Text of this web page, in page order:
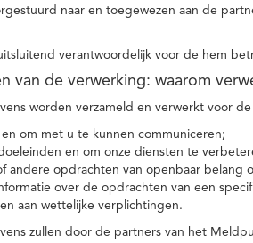
naar en toegewezen aan de
verantwoordelijk voor de hem
van de verwerking: waarom
worden verzameld en verwerkt voor
om met u te kunnen communiceren;
en om onze diensten te
andere opdrachten van openbaar belang
over de opdrachten van een
aan wettelijke verplichtingen.
zullen door de partners van het